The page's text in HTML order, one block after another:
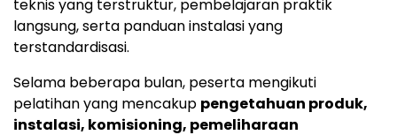
teknis yang terstruktur, pembelajaran praktik
langsung, serta panduan instalasi yang
terstandardisasi.
Selama beberapa bulan, peserta mengikuti
pelatihan yang mencakup pengetahuan produk,
instalasi, komisioning, pemeliharaan